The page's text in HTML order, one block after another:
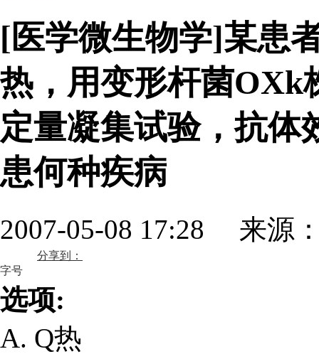
[医学微生物学]某患
热，用变形杆菌OXk
定量凝集试验，抗体
患何种疾病
2007-05-08 17:28 来源
字号
分享到：
选项:
A. Q热